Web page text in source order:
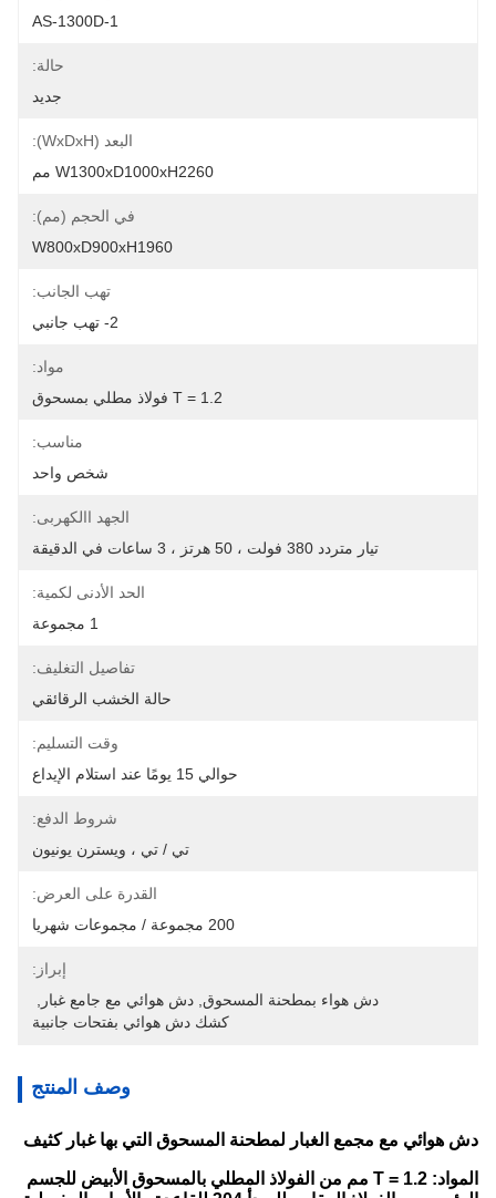
AS-1300D-1
حالة:
جديد
البعد (WxDxH):
W1300xD1000xH2260 مم
في الحجم (مم):
W800xD900xH1960
تهب الجانب:
2- تهب جانبي
مواد:
T = 1.2 فولاذ مطلي بمسحوق
مناسب:
شخص واحد
الجهد االكهربى:
تيار متردد 380 فولت ، 50 هرتز ، 3 ساعات في الدقيقة
الحد الأدنى لكمية:
1 مجموعة
تفاصيل التغليف:
حالة الخشب الرقائقي
وقت التسليم:
حوالي 15 يومًا عند استلام الإيداع
شروط الدفع:
تي / تي ، ويسترن يونيون
القدرة على العرض:
200 مجموعة / مجموعات شهريا
إبراز:
دش هواء بمطحنة المسحوق دش هوائي مع جامع غبار
كشك دش هوائي بفتحات جانبية
وصف المنتج
دش هوائي مع مجمع الغبار لمطحنة المسحوق التي بها غبار كثيف
المواد: T = 1.2 مم من الفولاذ المطلي بالمسحوق الأبيض للجسم